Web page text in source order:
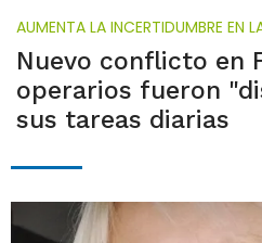
AUMENTA LA INCERTIDUMBRE EN
Nuevo conflicto en
operarios fueron
sus tareas diarias